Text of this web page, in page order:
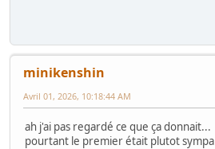
minikenshin
Avril 01, 2026, 10:18:44 AM
ah j'ai pas regardé ce que ça donnait...
pourtant le premier était plutot sympa